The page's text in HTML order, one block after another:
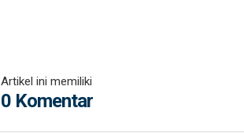
Artikel ini memiliki
0 Komentar